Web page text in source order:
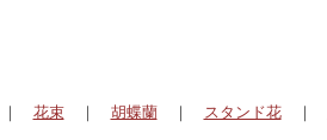
花束｜ 胡蝶蘭｜ スタンド花｜